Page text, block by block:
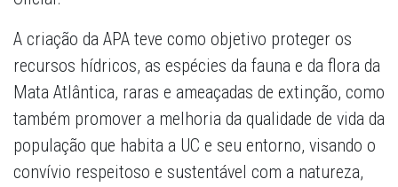
A criação da APA teve como objetivo proteger os
recursos hídricos, as espécies da fauna e da flora da
Mata Atlântica, raras e ameaçadas de extinção, como
também promover a melhoria da qualidade de vida da
população que habita a UC e seu entorno, visando o
convívio respeitoso e sustentável com a natureza,